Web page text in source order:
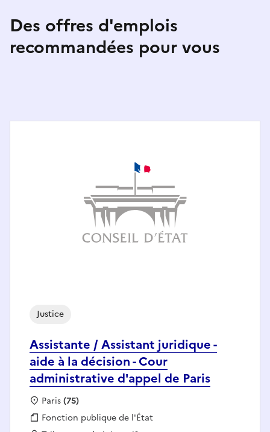
Des offres d'emplois
recommandées pour vous
Assistante / Assistant juridique -
aide à la décision - Cour
administrative d'appel de Paris
Justice
Localisation :
Paris(75)
Fonction publique :
Fonction publique de l'État